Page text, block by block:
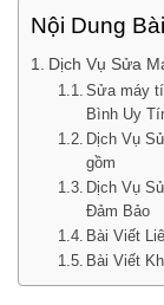
Nội Dung
Dịch Vụ Sửa
Sửa máy
Bình Uy
Dịch Vụ
gồm
Dịch Vụ
Đảm Bảo
Bài Viết
Bài Viết